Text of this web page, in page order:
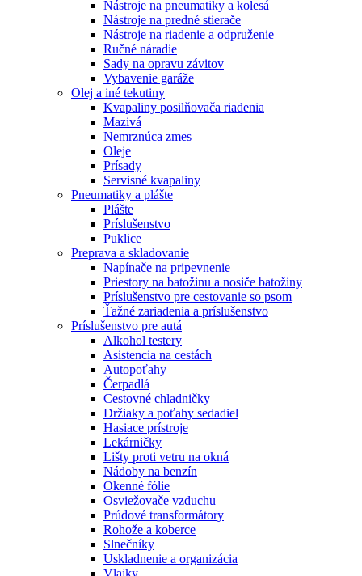
Nástroje na pneumatiky a kolesá
Nástroje na predné stierače
Nástroje na riadenie a odpruženie
Ručné náradie
Sady na opravu závitov
Vybavenie garáže
Olej a iné tekutiny
Kvapaliny posilňovača riadenia
Mazivá
Nemrznúca zmes
Oleje
Prísady
Servisné kvapaliny
Pneumatiky a plášte
Plášte
Príslušenstvo
Puklice
Preprava a skladovanie
Napínače na pripevnenie
Priestory na batožinu a nosiče batožiny
Príslušenstvo pre cestovanie so psom
Ťažné zariadenia a príslušenstvo
Príslušenstvo pre autá
Alkohol testery
Asistencia na cestách
Autopoťahy
Čerpadlá
Cestovné chladničky
Držiaky a poťahy sedadiel
Hasiace prístroje
Lekárničky
Lišty proti vetru na okná
Nádoby na benzín
Okenné fólie
Osviežovače vzduchu
Prúdové transformátory
Rohože a koberce
Slnečníky
Uskladnenie a organizácia
Vlajky